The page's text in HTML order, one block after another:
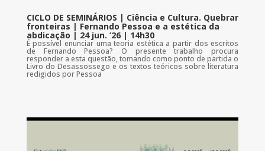
CICLO DE SEMINÁRIOS | Ciência e Cultura. Quebrar
fronteiras | Fernando Pessoa e a estética da
abdicação | 24 jun. ’26 | 14h30
É possível enunciar uma teoria estética a partir dos escritos
de Fernando Pessoa? O presente trabalho procura
responder a esta questão, tomando como ponto de partida o
Livro do Desassossego e os textos teóricos sobre literatura
redigidos por Pessoa